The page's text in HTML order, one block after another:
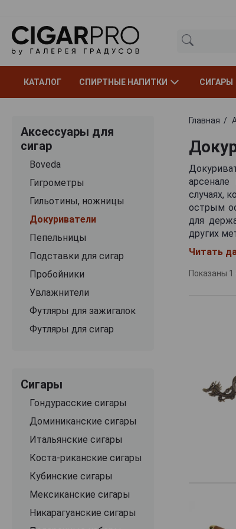
КАТАЛОГ СПИРТНЫЕ НАПИТКИ СИГАРЫ
Аксессуары для
сигар
Boveda
Гигрометры
Гильотины, ножницы
Докуриватели
Пепельницы
Подставки для сигар
Пробойники
Увлажнители
Футляры для зажигалок
Футляры для сигар
Сигары
Гондурасские сигары
Доминиканские сигары
Итальянские сигары
Коста-риканские сигары
Кубинские сигары
Мексиканские сигары
Никарагуанские сигары
Главная
случаях,
острым
для
других
головами
Читать
Показаны 1